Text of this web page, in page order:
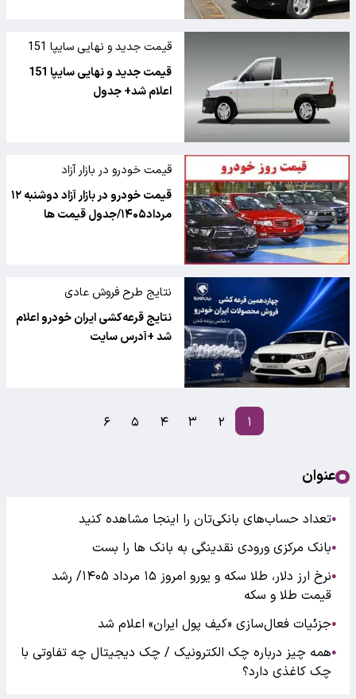
قیمت جدید و نهایی سایپا 151
قیمت جدید و نهایی سایپا 151
اعلام شد+ جدول
قیمت خودرو در بازار آزاد
قیمت خودرو در بازار آزاد دوشنبه ۱۲
مرداد۱۴۰۵/جدول قیمت ها
نتایج طرح فروش عادی
چهاردهمین دوره قرعه‌کشی فروش
محصولات ایران خودرو
نتایج قرعه‌کشی ایران خودرو اعلام
شد +آدرس سایت
۱ ۲ ۳ ۴ ۵ ۶
عنوان
●تعداد حساب‌های بانکی‌تان را اینجا مشاهده کنید
●بانک مرکزی ورودی نقدینگی به بانک ها را بست
●
نرخ ارز دلار، طلا سکه و یورو امروز ۱۵ مرداد ۱۴۰۵/ رشد
قیمت طلا و سکه
●جزئیات فعال‌سازی «کیف پول ایران» اعلام شد
●همه چیز درباره چک الکترونیک / چک دیجیتال چه تفاوتی با
چک کاغذی دارد؟